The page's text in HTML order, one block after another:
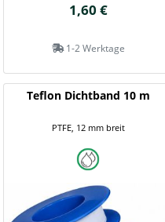
1,60 €
1-2 Werktage
Teflon Dichtband 10 m
PTFE, 12 mm breit